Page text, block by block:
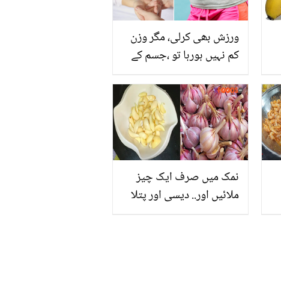
ورزش بھی کرلی، مگر وزن
کم نہیں ہورہا تو ،جسم کے
دبائیں اور پتلے ہوجائیں
نمک میں صرف ایک چیز
ملائیں اور.. دیسی اور پتلا